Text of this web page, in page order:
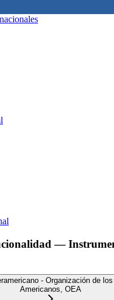
—
- Organización de
Americanos, OEA